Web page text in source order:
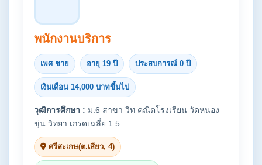
พนักงานบริการ
เพศ ชาย อายุ 19 ปี ประสบการณ์ 0 ปี
เงินเดือน 14,000 บาทขึ้นไป
วุฒิการศึกษา : ม.6 สาขา วิท คณิตโรงเรียน วัดหนอง
ขุ่น วิทยา เกรดเฉลี่ย 1.5
ศรีสะเกษ(ต.เสียว, 4)